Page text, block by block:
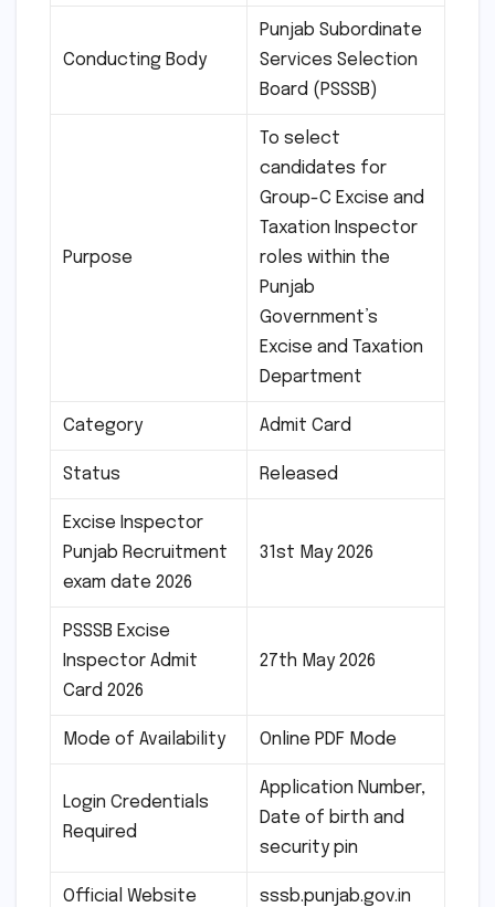
Conducting Body
Punjab Subordinate
Services Selection
Board (PSSSB)
Purpose
To select
candidates for
Group-C Excise and
Taxation Inspector
roles within the
Punjab
Government’s
Excise and Taxation
Department
Category Admit Card
Status Released
Excise Inspector
Punjab Recruitment
exam date 2026
31st May 2026
PSSSB Excise
Inspector Admit
Card 2026
27th May 2026
Mode of Availability Online PDF Mode
Login Credentials
Required
Application Number,
Date of birth and
security pin
Official Website sssb.punjab.gov.in